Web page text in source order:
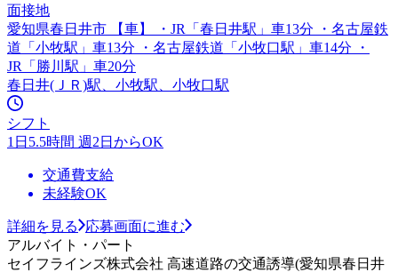
面接地
愛知県春日井市 【車】 ・JR「春日井駅」車13分 ・名古屋鉄
道「小牧駅」車13分 ・名古屋鉄道「小牧口駅」車14分 ・
JR「勝川駅」車20分
春日井(ＪＲ)駅、小牧駅、小牧口駅
シフト
1日5.5時間 週2日からOK
交通費支給
未経験OK
詳細を見る
応募画面に進む
アルバイト・パート
セイフラインズ株式会社 高速道路の交通誘導(愛知県春日井